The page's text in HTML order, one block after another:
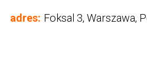
adres: Foksal 3, Warszawa,